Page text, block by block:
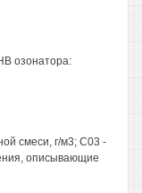
озонатора:
смеси, г/м3; С03 -
описывающие